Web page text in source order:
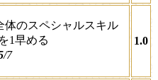
体のスペシャルスキル
1早める
/7
1.0